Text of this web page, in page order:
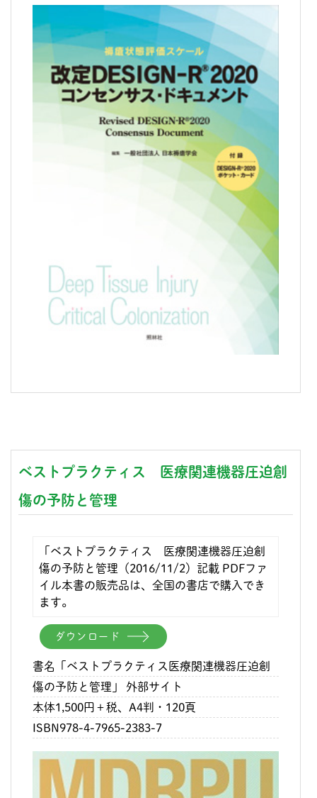
ベストプラクティス 医療関連機器圧迫創
傷の予防と管理
「ベストプラクティス 医療関連機器圧迫創
傷の予防と管理（2016/11/2）記載 PDFファ
イル本書の販売品は、全国の書店で購入でき
ます。
ダウンロード
書名「ベストプラクティス医療関連機器圧迫創
傷の予防と管理」 外部サイト
本体1,500円＋税、A4判・120頁
ISBN978-4-7965-2383-7